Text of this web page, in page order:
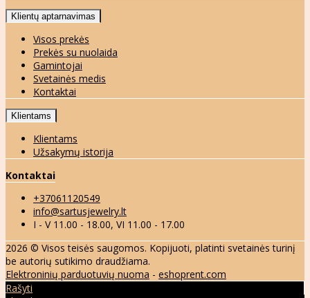
Klientų aptarnavimas
Visos prekės
Prekės su nuolaida
Gamintojai
Svetainės medis
Kontaktai
Klientams
Klientams
Užsakymų istorija
Kontaktai
+37061120549
info@sartusjewelry.lt
I - V 11.00 - 18.00, VI 11.00 - 17.00
2026 © Visos teisės saugomos. Kopijuoti, platinti svetainės turinį
be autorių sutikimo draudžiama.
Elektroninių parduotuvių nuoma - eshoprent.com
Rašyti